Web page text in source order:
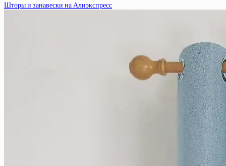
Шторы и занавески на Алиэкспресс